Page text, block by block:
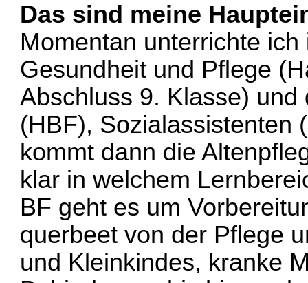
Das sind meine
Momentan unterrichte
Gesundheit und Pflege
Abschluss 9. Klasse)
(HBF), Sozialassistenten
kommt dann die
klar in welchem
BF geht es um
querbeet von der Pflege
und Kleinkindes, kranke